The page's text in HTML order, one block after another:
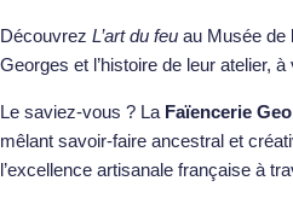
Découvrez L’art du feu au Musée de
Georges et l’histoire de leur atelier,
Le saviez-vous ? La Faïencerie
mêlant savoir-faire ancestral et
l’excellence artisanale française à